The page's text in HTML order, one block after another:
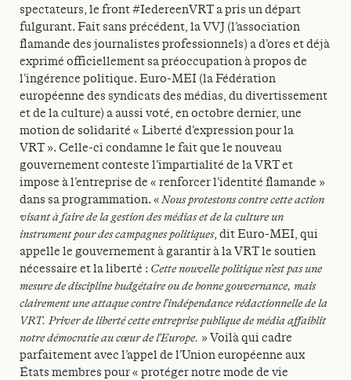
spectateurs, le front #IedereenVRT a pris un départ
fulgurant. Fait sans précédent, la VVJ (l’association
flamande des journalistes professionnels) a d’ores et déjà
exprimé officiellement sa préoccupation à propos de
l’ingérence politique. Euro-MEI (la Fédération
européenne des syndicats des médias, du divertissement
et de la culture) a aussi voté, en octobre dernier, une
motion de solidarité « Liberté d’expression pour la
VRT ». Celle-ci condamne le fait que le nouveau
gouvernement conteste l’impartialité de la VRT et
impose à l’entreprise de « renforcer l’identité flamande »
dans sa programmation. «Nous protestons contre cette action
visant à faire de la gestion des médias et de la culture un
instrument pour des campagnes politiques, dit Euro-MEI, qui
appelle le gouvernement à garantir à la VRT le soutien
nécessaire et la liberté : Cette nouvelle politique n’est pas une
mesure de discipline budgétaire ou de bonne gouvernance, mais
clairement une attaque contre l’indépendance rédactionnelle de la
VRT. Priver de liberté cette entreprise publique de média affaiblit
notre démocratie au cœur de l’Europe. » Voilà qui cadre
parfaitement avec l’appel de l’Union européenne aux
États membres pour « protéger notre mode de vie